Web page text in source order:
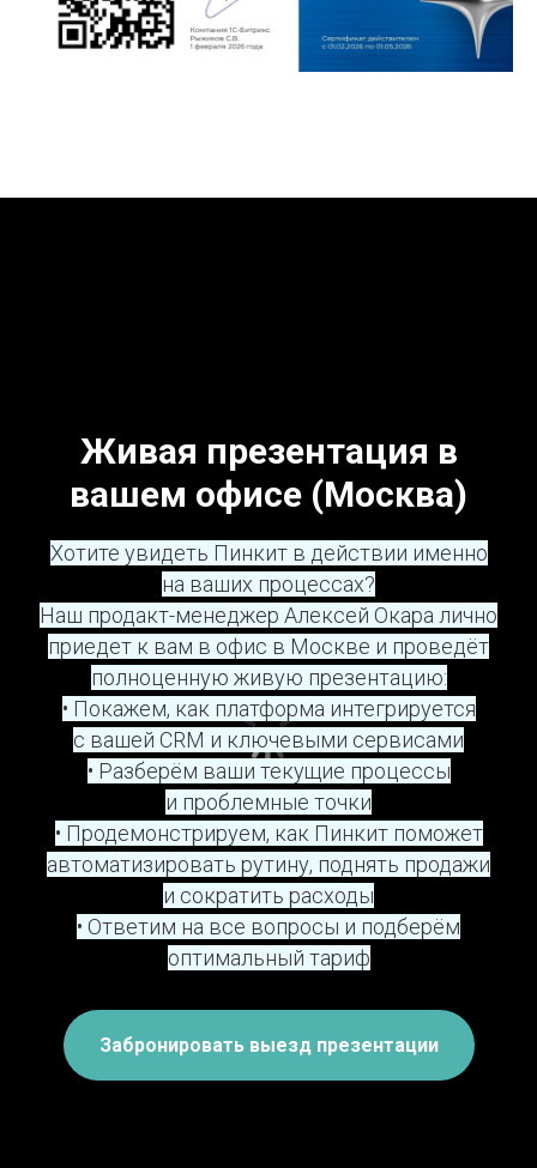
Живая презентация в
вашем офисе (Москва)
Хотите увидеть Пинкит в действии именно
на ваших процессах?
Наш продакт-менеджер Алексей Окара лично
приедет к вам в офис в Москве и проведёт
полноценную живую презентацию:
• Покажем, как платформа интегрируется
с вашей CRM и ключевыми сервисами
• Разберём ваши текущие процессы
и проблемные точки
• Продемонстрируем, как Пинкит поможет
автоматизировать рутину, поднять продажи
и сократить расходы
• Ответим на все вопросы и подберём
оптимальный тариф
Забронировать выезд презентации